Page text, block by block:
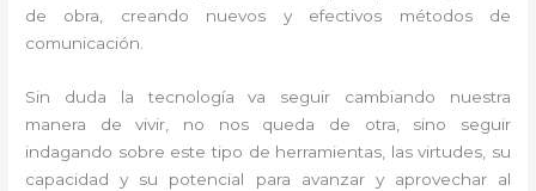
de obra, creando nuevos y efectivos métodos de
comunicación.
Sin duda la tecnología va seguir cambiando nuestra
manera de vivir, no nos queda de otra, sino seguir
indagando sobre este tipo de herramientas, las virtudes, su
capacidad y su potencial para avanzar y aprovechar al